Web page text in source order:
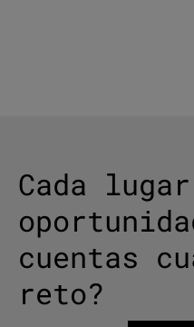
Cada
cuentas
reto?